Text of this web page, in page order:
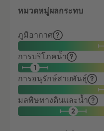
หมวดหมู่ผลกระทบ
ภูมิอากาศ
การบริโภคน้ำ
การอนุรักษ์สายพันธุ์
มลพิษทางดินและน้ำ